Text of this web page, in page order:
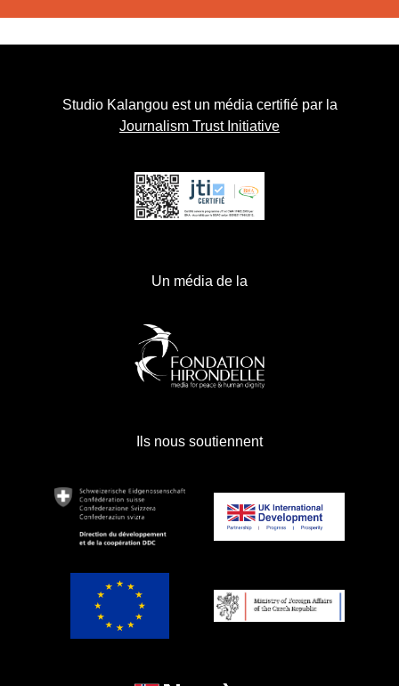
Studio Kalangou est un média certifié par la
Journalism Trust Initiative
Un média de la
Ils nous soutiennent